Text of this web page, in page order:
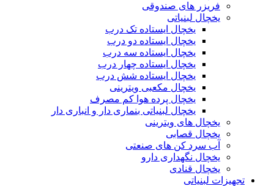
فریزر های صندوقی
یخچال لبنیاتی
یخچال ایستاده تک درب
یخچال ایستاده دو درب
یخچال ایستاده سه درب
یخچال ایستاده چهار درب
یخچال ایستاده شش درب
یخچال مکعبی ویترینی
یخچال پرده هوا کم مصرف
یخچال لبنیاتی بنماری دار و انباری دار
یخچال های ویترینی
یخچال قصابی
آب سرد کن های صنعتی
یخچال نگهداری دارو
یخچال قنادی
تجهیزات لبنیاتی